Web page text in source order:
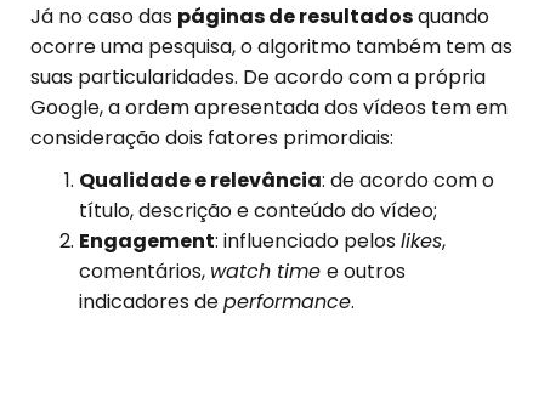
Já no caso das páginas de resultadosquando
ocorre uma pesquisa, o algoritmo também tem as
suas particularidades. De acordo com a própria
Google, a ordem apresentada dos vídeos tem em
consideração dois fatores primordiais:
Qualidade e relevância: de acordo com o
título, descrição e conteúdo do vídeo;
Engagement: influenciado peloslikes,
comentários, watch time e outros
indicadores deperformance.